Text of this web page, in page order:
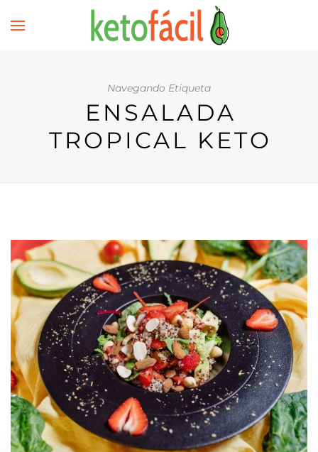
Navegando Etiqueta
ENSALADA
TROPICAL KETO